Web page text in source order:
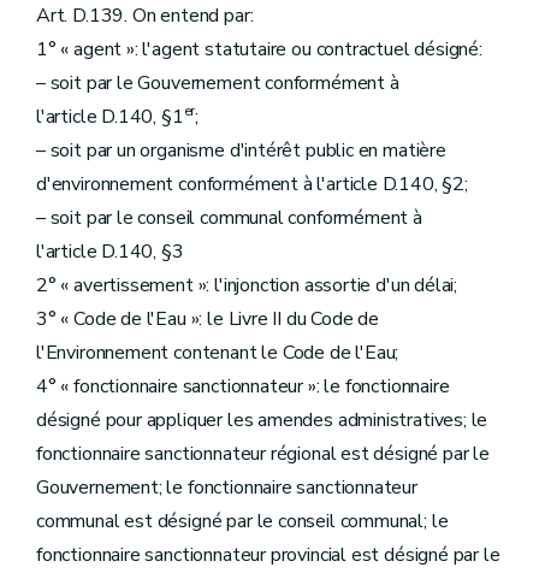
Art. D.139. On entend par:
1° « agent »: l'agent statutaire ou contractuel désigné:
– soit par le Gouvernement conformément à
l'article D.140, §1er;
– soit par un organisme d'intérêt public en matière
d'environnement conformément à l'article D.140, §2;
– soit par le conseil communal conformément à
l'article D.140, §3
2° « avertissement »: l'injonction assortie d'un délai;
3° « Code de l'Eau »: le Livre II du Code de
l'Environnement contenant le Code de l'Eau;
4° « fonctionnaire sanctionnateur »: le fonctionnaire
désigné pour appliquer les amendes administratives; le
fonctionnaire sanctionnateur régional est désigné par le
Gouvernement; le fonctionnaire sanctionnateur
communal est désigné par le conseil communal; le
fonctionnaire sanctionnateur provincial est désigné par le